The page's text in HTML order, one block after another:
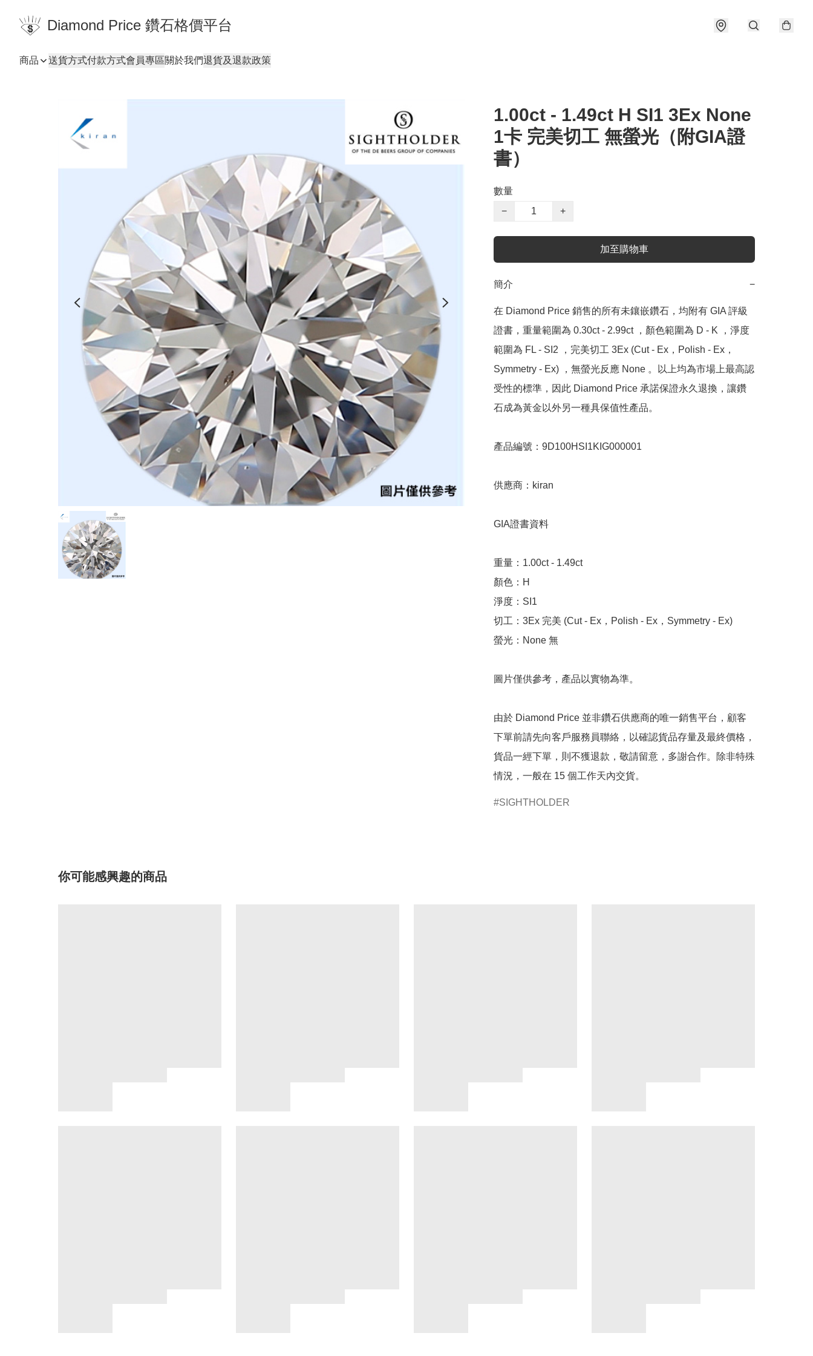
Diamond Price 鑽石格價平台
商品 送貨方式付款方式會員專區關於我們退貨及退款政策
1.00ct - 1.49ct H SI1 3Ex None
1卡 完美切工 無螢光（附GIA證
書）
數量
−
+
加至購物車
簡介 −
在 Diamond Price 銷售的所有未鑲嵌鑽石，均附有 GIA 評級
證書，重量範圍為 0.30ct - 2.99ct ，顏色範圍為 D - K ，淨度
範圍為 FL - SI2 ，完美切工 3Ex (Cut - Ex，Polish - Ex，
Symmetry - Ex) ，無螢光反應 None 。以上均為市場上最高認
受性的標準，因此 Diamond Price 承諾保證永久退換，讓鑽
石成為黃金以外另一種具保值性產品。
產品編號：9D100HSI1KIG000001
供應商：kiran
GIA證書資料
重量：1.00ct - 1.49ct
顏色：H
淨度：SI1
切工：3Ex 完美 (Cut - Ex，Polish - Ex，Symmetry - Ex)
螢光：None 無
圖片僅供參考，產品以實物為準。
由於 Diamond Price 並非鑽石供應商的唯一銷售平台，顧客
下單前請先向客戶服務員聯絡，以確認貨品存量及最終價格，
貨品一經下單，則不獲退款，敬請留意，多謝合作。除非特殊
情況，一般在 15 個工作天內交貨。
SIGHTHOLDER
你可能感興趣的商品